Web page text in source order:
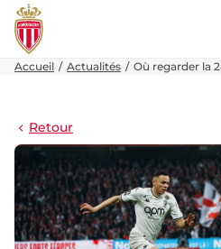
Accueil Actualités Où regarder la
Retour